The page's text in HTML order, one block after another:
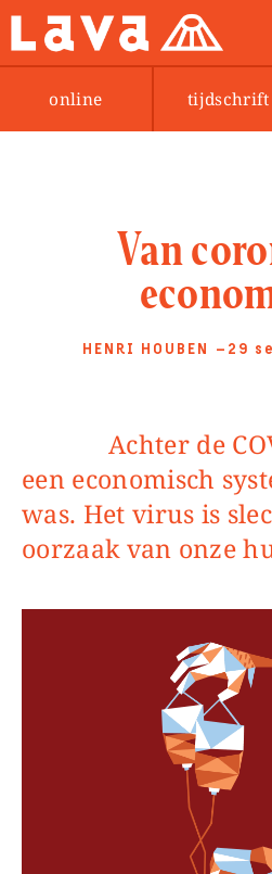
online tijdschrift
Van
HENRI HOUBEN —29
Achter de COVID-19-pandemie gaat
een economisch
was. Het virus is
oorzaak van onze